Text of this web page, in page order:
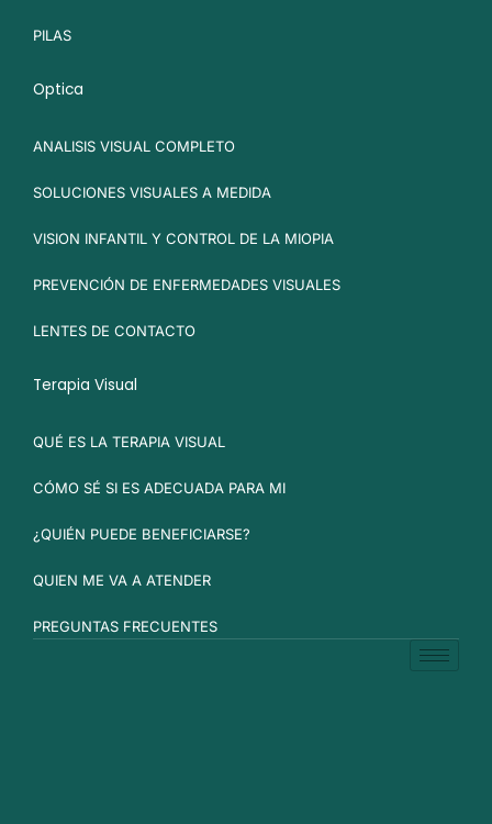
PILAS
Optica
ANALISIS VISUAL COMPLETO
SOLUCIONES VISUALES A MEDIDA
VISION INFANTIL Y CONTROL DE LA MIOPIA
PREVENCIÓN DE ENFERMEDADES VISUALES
LENTES DE CONTACTO
Terapia Visual
QUÉ ES LA TERAPIA VISUAL
CÓMO SÉ SI ES ADECUADA PARA MI
¿QUIÉN PUEDE BENEFICIARSE?
QUIEN ME VA A ATENDER
PREGUNTAS FRECUENTES